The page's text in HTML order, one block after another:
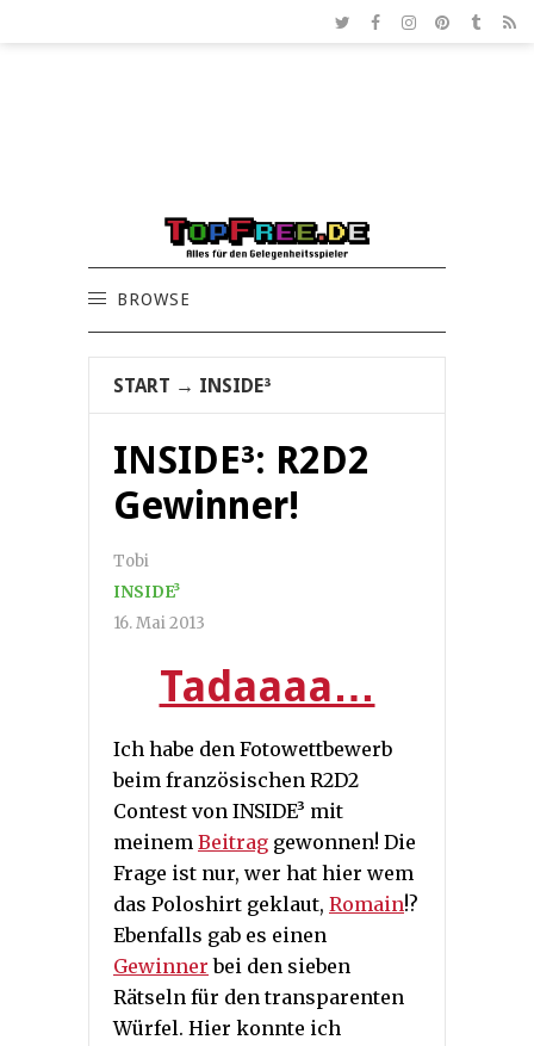
BROWSE
START → INSIDE³
INSIDE³: R2D2
Gewinner!
Tobi
INSIDE³
16. Mai 2013
Tadaaaa…
Ich habe den Fotowettbewerb
beim französischen R2D2
Contest von INSIDE³ mit
meinem Beitrag gewonnen! Die
Frage ist nur, wer hat hier wem
das Poloshirt geklaut, Romain!?
Ebenfalls gab es einen
Gewinner bei den sieben
Rätseln für den transparenten
Würfel. Hier konnte ich